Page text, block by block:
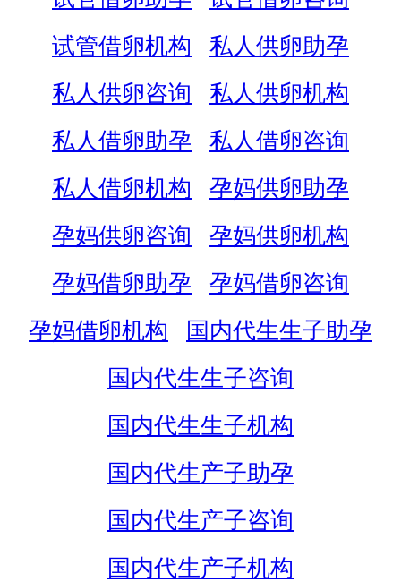
试管借卵机构
私人供卵助孕
私人供卵咨询
私人供卵机构
私人借卵助孕
私人借卵咨询
私人借卵机构
孕妈供卵助孕
孕妈供卵咨询
孕妈供卵机构
孕妈借卵助孕
孕妈借卵咨询
孕妈借卵机构
国内代生生子助孕
国内代生生子咨询
国内代生生子机构
国内代生产子助孕
国内代生产子咨询
国内代生产子机构